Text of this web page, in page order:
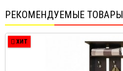
РЕКОМЕНДУЕМЫЕ ТОВАРЫ
ХИТ